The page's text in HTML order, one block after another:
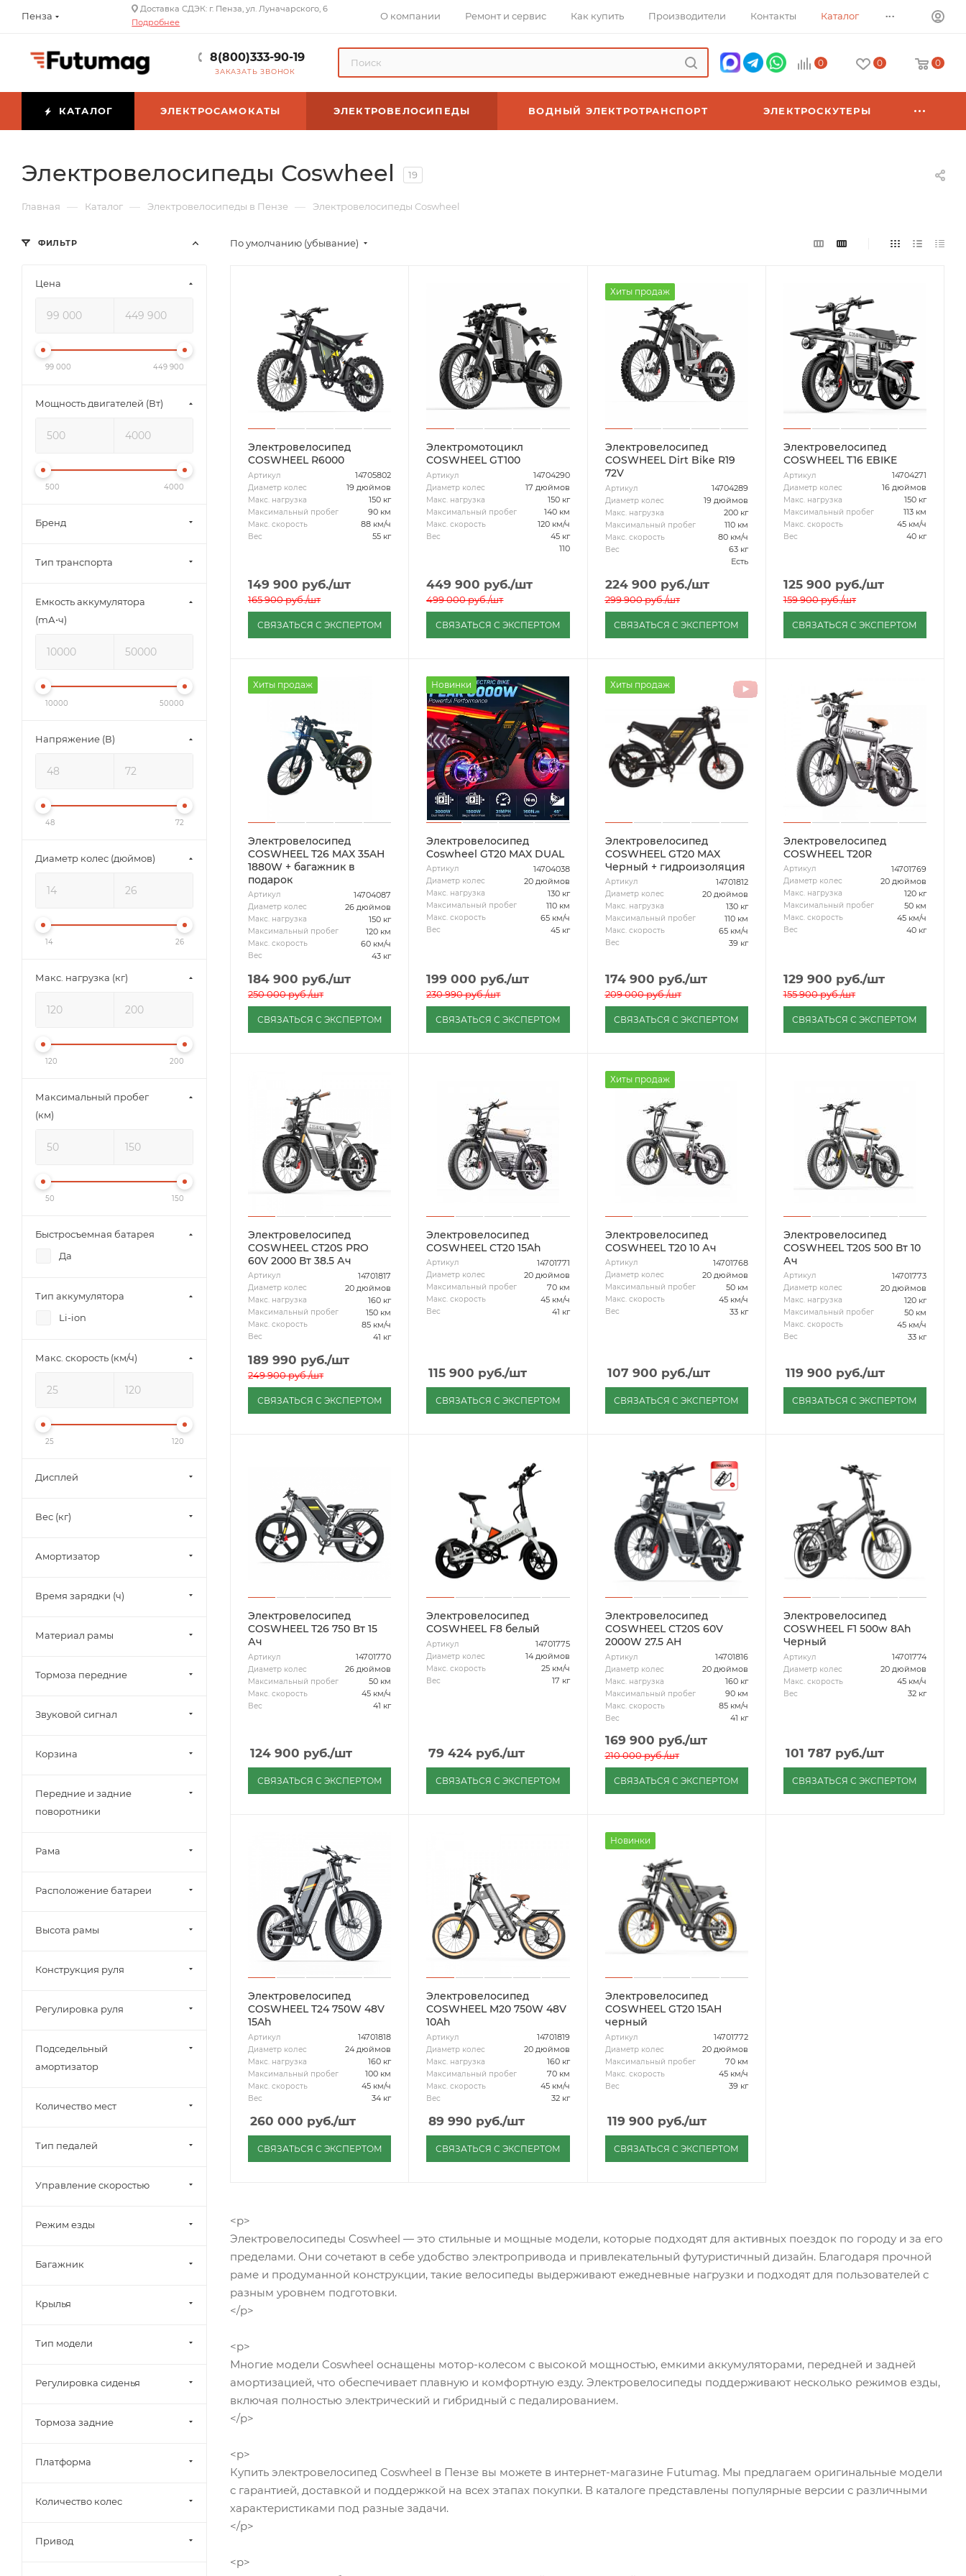
Пенза
Доставка СДЭК: г. Пенза, ул. Луначарского, 6
Подробнее
О компании Ремонт и сервис Как купить Производители Контакты Каталог ...
8(800)333-90-19
ЗАКАЗАТЬ ЗВОНОК
0 0 0
КАТАЛОГ ЭЛЕКТРОСАМОКАТЫ ЭЛЕКТРОВЕЛОСИПЕДЫ ВОДНЫЙ ЭЛЕКТРОТРАНСПОРТ ЭЛЕКТРОСКУТЕРЫ
Электровелосипеды Coswheel 19
Главная — Каталог — Электровелосипеды в Пензе — Электровелосипеды Coswheel
По умолчанию (убывание)
Электровелосипед
COSWHEEL R6000
Артикул 14705802
Диаметр колес 19 дюймов
Макс. нагрузка 150 кг
Максимальный пробег 90 км
Макс. скорость 88 км/ч
Вес 55 кг
149 900 руб./шт
165 900руб./шт
СВЯЗАТЬСЯ С ЭКСПЕРТОМ
Электромотоцикл
COSWHEEL GT100
Артикул 14704290
Диаметр колес 17 дюймов
Макс. нагрузка 150 кг
Максимальный пробег 140 км
Макс. скорость 120 км/ч
Вес
45 кг
110
449 900 руб./шт
499 000руб./шт
СВЯЗАТЬСЯ С ЭКСПЕРТОМ
Хиты продаж
Электровелосипед
COSWHEEL Dirt Bike R19
72V
Артикул 14704289
Диаметр колес 19 дюймов
Макс. нагрузка 200 кг
Максимальный пробег 110 км
Макс. скорость 80 км/ч
Вес
63 кг
Есть
224 900 руб./шт
299 900руб./шт
СВЯЗАТЬСЯ С ЭКСПЕРТОМ
Электровелосипед
COSWHEEL T16 EBIKE
Артикул 14704271
Диаметр колес 16 дюймов
Макс. нагрузка 150 кг
Максимальный пробег 113 км
Макс. скорость 45 км/ч
Вес 40 кг
125 900 руб./шт
159 900руб./шт
СВЯЗАТЬСЯ С ЭКСПЕРТОМ
Хиты продаж
Электровелосипед
COSWHEEL T26 MAX 35AH
1880W + багажник в
подарок
Артикул 14704087
Диаметр колес 26 дюймов
Макс. нагрузка 150 кг
Максимальный пробег 120 км
Макс. скорость 60 км/ч
Вес 43 кг
184 900 руб./шт
250 000руб./шт
СВЯЗАТЬСЯ С ЭКСПЕРТОМ
Новинки
Электровелосипед
Coswheel GT20 MAX DUAL
Артикул 14704038
Диаметр колес 20 дюймов
Макс. нагрузка 130 кг
Максимальный пробег 110 км
Макс. скорость 65 км/ч
Вес 45 кг
199 000 руб./шт
230 990руб./шт
СВЯЗАТЬСЯ С ЭКСПЕРТОМ
Хиты продаж
Электровелосипед
COSWHEEL GT20 MAX
Черный + гидроизоляция
Артикул 14701812
Диаметр колес 20 дюймов
Макс. нагрузка 130 кг
Максимальный пробег 110 км
Макс. скорость 65 км/ч
Вес 39 кг
174 900 руб./шт
209 000руб./шт
СВЯЗАТЬСЯ С ЭКСПЕРТОМ
Электровелосипед
COSWHEEL T20R
Артикул 14701769
Диаметр колес 20 дюймов
Макс. нагрузка 120 кг
Максимальный пробег 50 км
Макс. скорость 45 км/ч
Вес 40 кг
129 900 руб./шт
155 900руб./шт
СВЯЗАТЬСЯ С ЭКСПЕРТОМ
Электровелосипед
COSWHEEL CT20S PRO
60V 2000 Вт 38.5 Ач
Артикул 14701817
Диаметр колес 20 дюймов
Макс. нагрузка 160 кг
Максимальный пробег 150 км
Макс. скорость 85 км/ч
Вес 41 кг
189 990 руб./шт
249 900руб./шт
СВЯЗАТЬСЯ С ЭКСПЕРТОМ
Электровелосипед
COSWHEEL CT20 15Ah
Артикул 14701771
Диаметр колес 20 дюймов
Максимальный пробег 70 км
Макс. скорость 45 км/ч
Вес 41 кг
115 900 руб./шт
СВЯЗАТЬСЯ С ЭКСПЕРТОМ
Хиты продаж
Электровелосипед
COSWHEEL T20 10 Ач
Артикул 14701768
Диаметр колес 20 дюймов
Максимальный пробег 50 км
Макс. скорость 45 км/ч
Вес 33 кг
107 900 руб./шт
СВЯЗАТЬСЯ С ЭКСПЕРТОМ
Электровелосипед
COSWHEEL T20S 500 Вт 10
Ач
Артикул 14701773
Диаметр колес 20 дюймов
Макс. нагрузка 120 кг
Максимальный пробег 50 км
Макс. скорость 45 км/ч
Вес 33 кг
119 900 руб./шт
СВЯЗАТЬСЯ С ЭКСПЕРТОМ
Электровелосипед
COSWHEEL T26 750 Вт 15
Ач
Артикул 14701770
Диаметр колес 26 дюймов
Максимальный пробег 50 км
Макс. скорость 45 км/ч
Вес 41 кг
124 900 руб./шт
СВЯЗАТЬСЯ С ЭКСПЕРТОМ
Электровелосипед
COSWHEEL F8 белый
Артикул 14701775
Диаметр колес 14 дюймов
Макс. скорость 25 км/ч
Вес 17 кг
79 424 руб./шт
СВЯЗАТЬСЯ С ЭКСПЕРТОМ
Электровелосипед
COSWHEEL CT20S 60V
2000W 27.5 AH
Артикул 14701816
Диаметр колес 20 дюймов
Макс. нагрузка 160 кг
Максимальный пробег 90 км
Макс. скорость 85 км/ч
Вес 41 кг
169 900 руб./шт
210 000руб./шт
СВЯЗАТЬСЯ С ЭКСПЕРТОМ
Электровелосипед
COSWHEEL F1 500w 8Ah
Черный
Артикул 14701774
Диаметр колес 20 дюймов
Макс. скорость 45 км/ч
Вес 32 кг
101 787 руб./шт
СВЯЗАТЬСЯ С ЭКСПЕРТОМ
Электровелосипед
COSWHEEL T24 750W 48V
15Ah
Артикул 14701818
Диаметр колес 24 дюймов
Макс. нагрузка 160 кг
Максимальный пробег 100 км
Макс. скорость 45 км/ч
Вес 34 кг
260 000 руб./шт
СВЯЗАТЬСЯ С ЭКСПЕРТОМ
Электровелосипед
COSWHEEL M20 750W 48V
10Ah
Артикул 14701819
Диаметр колес 20 дюймов
Макс. нагрузка 160 кг
Максимальный пробег 70 км
Макс. скорость 45 км/ч
Вес 32 кг
89 990 руб./шт
СВЯЗАТЬСЯ С ЭКСПЕРТОМ
Новинки
Электровелосипед
COSWHEEL GT20 15AH
черный
Артикул 14701772
Диаметр колес 20 дюймов
Максимальный пробег 70 км
Макс. скорость 45 км/ч
Вес 39 кг
119 900 руб./шт
СВЯЗАТЬСЯ С ЭКСПЕРТОМ
<p>
Электровелосипеды Coswheel — это стильные и мощные модели, которые подходят для активных поездок по городу и за его
пределами. Они сочетают в себе удобство электропривода и привлекательный футуристичный дизайн. Благодаря прочной
раме и продуманной конструкции, такие велосипеды выдерживают ежедневные нагрузки и подходят для пользователей с
разным уровнем подготовки.
</p>
<p>
Многие модели Coswheel оснащены мотор-колесом с высокой мощностью, емкими аккумуляторами, передней и задней
амортизацией, что обеспечивает плавную и комфортную езду. Электровелосипеды поддерживают несколько режимов езды,
включая полностью электрический и гибридный с педалированием.
</p>
<p>
Купить электровелосипед Coswheel в Пензе вы можете в интернет-магазине Futumag. Мы предлагаем оригинальные модели
с гарантией, доставкой и поддержкой на всех этапах покупки. В каталоге представлены популярные версии с различными
характеристиками под разные задачи.
</p>
<p>
ФИЛЬТР
Цена
99 000 449 900
Мощность двигателей (Вт)
500 4000
Бренд
Тип транспорта
Емкость аккумулятора
(mА⋅ч)
10000 50000
Напряжение (В)
48 72
Диаметр колес (дюймов)
14 26
Макс. нагрузка (кг)
120 200
Максимальный пробег
(км)
50 150
Быстросъемная батарея
Да
Тип аккумулятора
Li-ion
Макс. скорость (км/ч)
25 120
Дисплей
Вес (кг)
Амортизатор
Время зарядки (ч)
Материал рамы
Тормоза передние
Звуковой сигнал
Корзина
Передние и задние
поворотники
Рама
Расположение батареи
Высота рамы
Конструкция руля
Регулировка руля
Подседельный
амортизатор
Количество мест
Тип педалей
Управление скоростью
Режим езды
Багажник
Крылья
Тип модели
Регулировка сиденья
Тормоза задние
Платформа
Количество колес
Привод